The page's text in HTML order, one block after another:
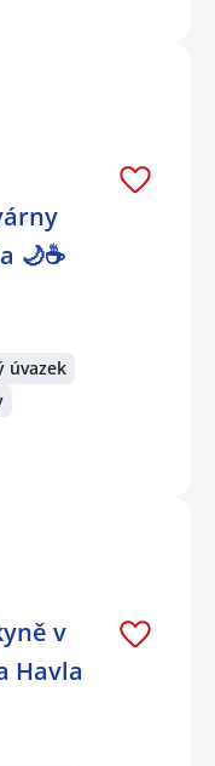
🌙☕
úvazek
v
Havla